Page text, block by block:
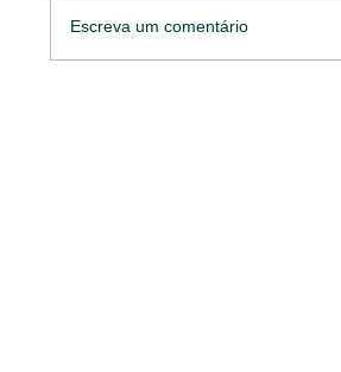
Escreva um comentário